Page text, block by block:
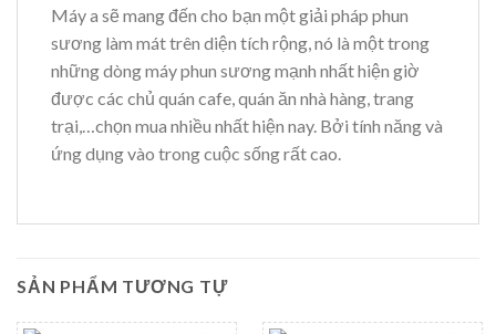
Máy a sẽ mang đến cho bạn một giải pháp phun
sương làm mát trên diện tích rộng, nó là một trong
những dòng máy phun sương mạnh nhất hiện giờ
được các chủ quán cafe, quán ăn nhà hàng, trang
trại,…chọn mua nhiều nhất hiện nay. Bởi tính năng và
ứng dụng vào trong cuộc sống rất cao.
SẢN PHẨM TƯƠNG TỰ